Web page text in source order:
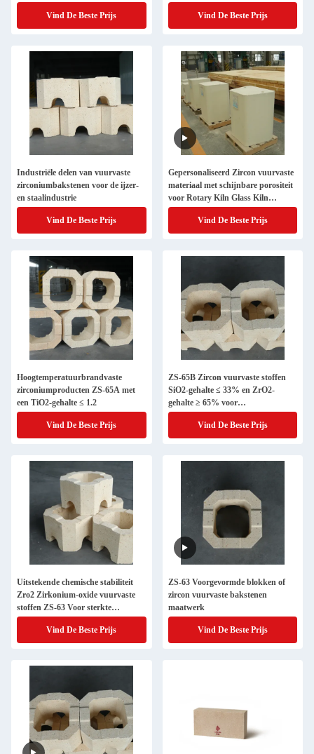
bakstenen
Vind De Beste Prijs
duurzaamheid
Vind De Beste Prijs
Industriële delen van vuurvaste
zirconiumbakstenen voor de ijzer-
en staalindustrie
Vind De Beste Prijs
Gepersonaliseerd Zircon vuurvaste
materiaal met schijnbare porositeit
voor Rotary Kiln Glass Kiln
industrieel gebruik
Vind De Beste Prijs
Hoogtemperatuurbrandvaste
zirconiumproducten ZS-65A met
een TiO2-gehalte ≤ 1.2
Vind De Beste Prijs
ZS-65B Zircon vuurvaste stoffen
SiO2-gehalte ≤ 33% en ZrO2-
gehalte ≥ 65% voor
temperatuurovens
Vind De Beste Prijs
Uitstekende chemische stabiliteit
Zro2 Zirkonium-oxide vuurvaste
stoffen ZS-63 Voor sterkte
toepassingen
Vind De Beste Prijs
ZS-63 Voorgevormde blokken of
zircon vuurvaste bakstenen
maatwerk
Vind De Beste Prijs